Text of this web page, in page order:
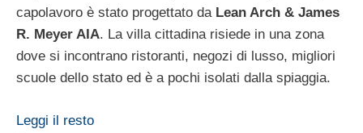
capolavoro è stato progettato da Lean Arch & James
R. Meyer AIA. La villa cittadina risiede in una zona
dove si incontrano ristoranti, negozi di lusso, migliori
scuole dello stato ed è a pochi isolati dalla spiaggia.
Leggi il resto